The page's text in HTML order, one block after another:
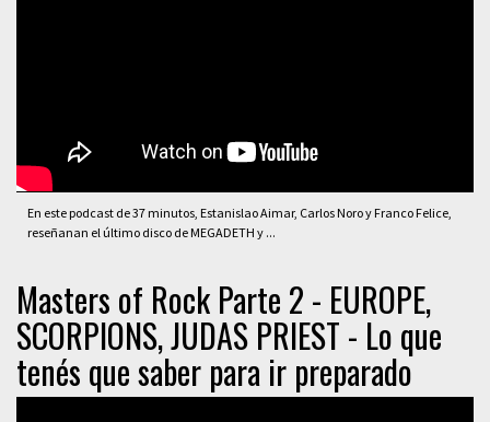
En este podcast de 37 minutos, Estanislao Aimar, Carlos Noro y Franco Felice,
reseñanan el último disco de MEGADETH y ...
Masters of Rock Parte 2 - EUROPE,
SCORPIONS, JUDAS PRIEST - Lo que
tenés que saber para ir preparado